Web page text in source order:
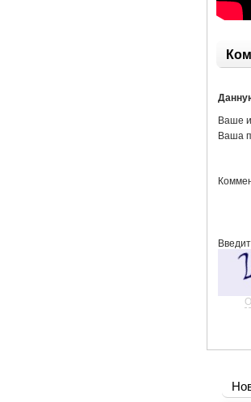
Ваше
Ваша